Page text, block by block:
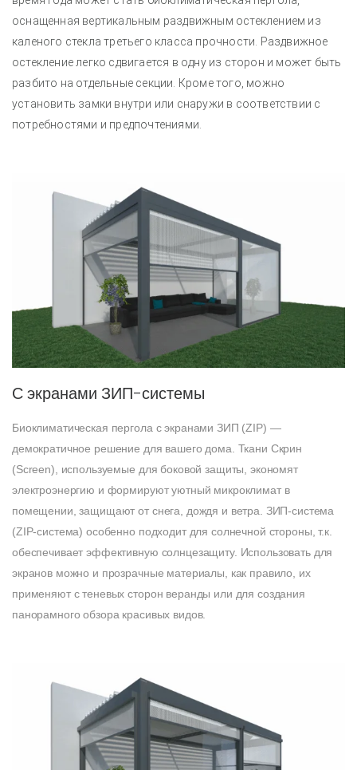
оснащенная вертикальным раздвижным остеклением из
каленого стекла третьего класса прочности. Раздвижное
остекление легко сдвигается в одну из сторон и может быть
разбито на отдельные секции. Кроме того, можно
установить замки внутри или снаружи в соответствии с
потребностями и предпочтениями.
С экранами ЗИП-системы
Биоклиматическая пергола с экранами ЗИП (ZIP) —
демократичное решение для вашего дома. Ткани Скрин
(Screen), используемые для боковой защиты, экономят
электроэнергию и формируют уютный микроклимат в
помещении, защищают от снега, дождя и ветра. ЗИП-система
(ZIP-система) особенно подходит для солнечной стороны, т.к.
обеспечивает эффективную солнцезащиту. Использовать для
экранов можно и прозрачные материалы, как правило, их
применяют с теневых сторон веранды или для создания
панорамного обзора красивых видов.